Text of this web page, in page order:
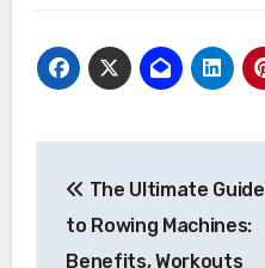
pos
The Ultimate Guide
to Rowing Machines:
Benefits, Workouts